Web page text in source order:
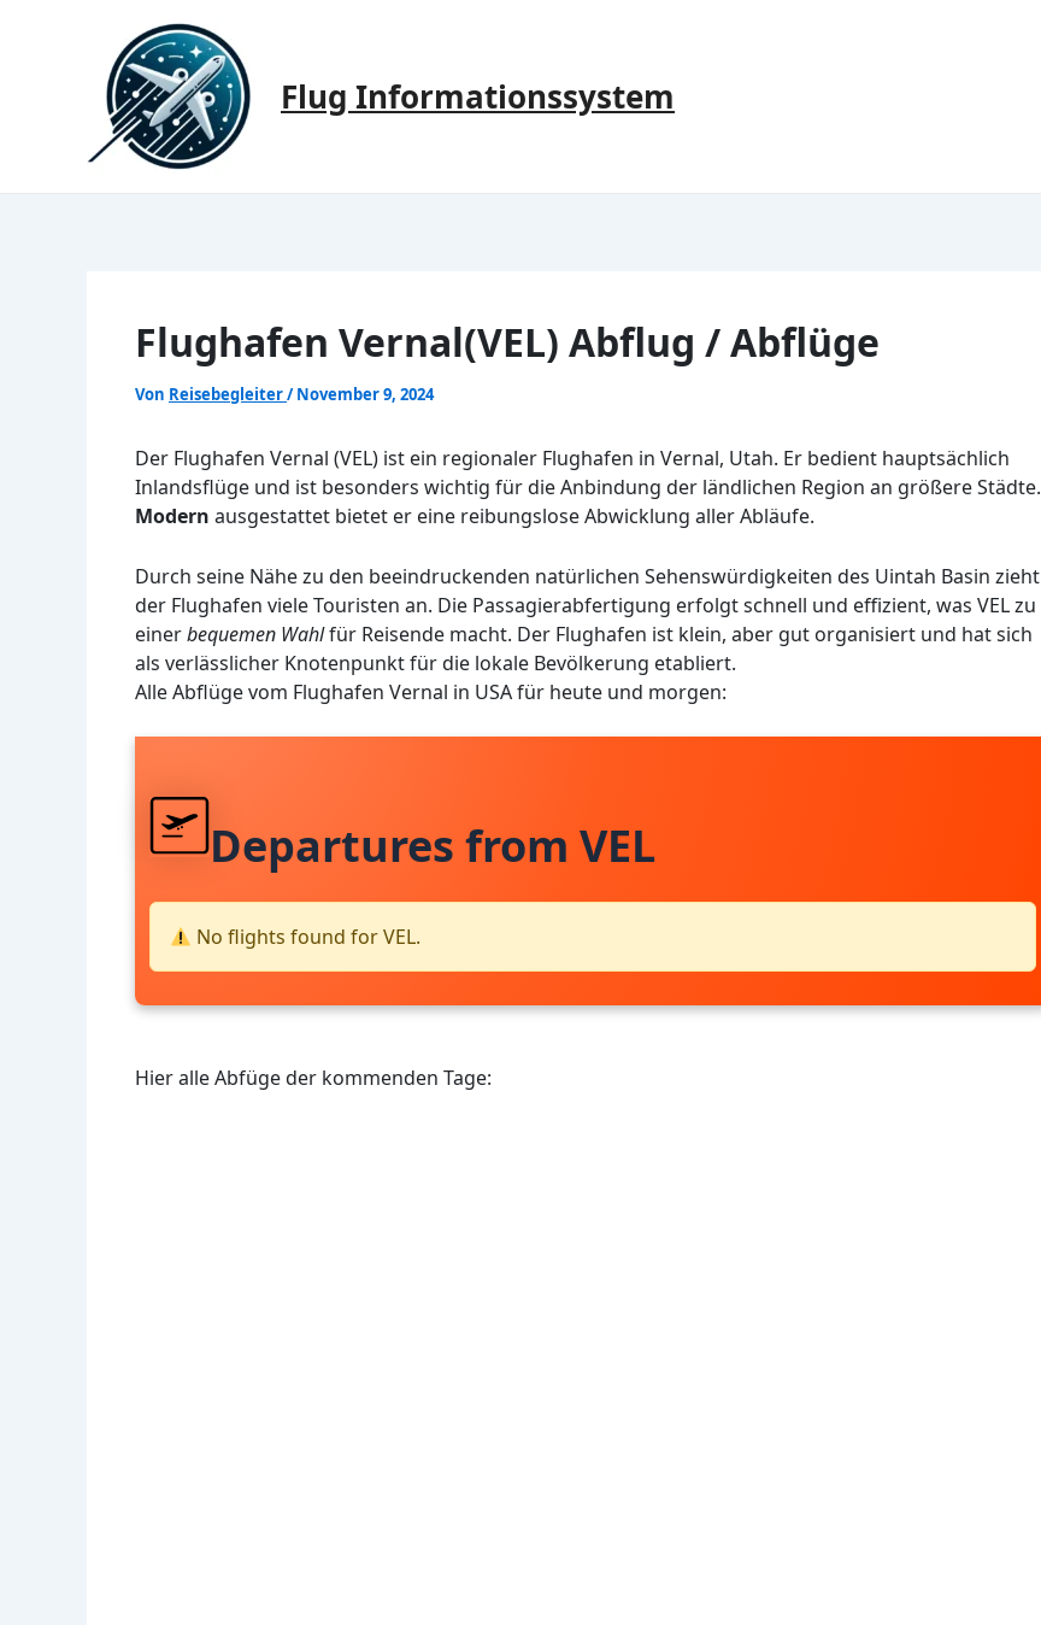
Flug Informationssystem
Flughafen Vernal(VEL) Abflug / Abflüge
Von Reisebegleiter/November 9, 2024
Der Flughafen Vernal (VEL) ist ein regionaler Flughafen in Vernal, Utah. Er bedient hauptsächlich
Inlandsflüge und ist besonders wichtig für die Anbindung der ländlichen Region an größere Städte.
Modern ausgestattet bietet er eine reibungslose Abwicklung aller Abläufe.
Durch seine Nähe zu den beeindruckenden natürlichen Sehenswürdigkeiten des Uintah Basin zieht
der Flughafen viele Touristen an. Die Passagierabfertigung erfolgt schnell und effizient, was VEL zu
einerbequemen Wahlfür Reisende macht. Der Flughafen ist klein, aber gut organisiert und hat sich
als verlässlicher Knotenpunkt für die lokale Bevölkerung etabliert.
Alle Abflüge vom Flughafen Vernal in USA für heute und morgen:
Departures from VEL
No flights found for VEL.
Hier alle Abfüge der kommenden Tage: